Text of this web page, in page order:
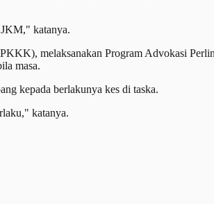
katanya.
melaksanakan Program Advokasi
masa.
kepada berlakunya kes di taska.
katanya.